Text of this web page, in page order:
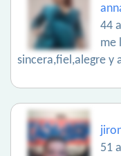
44
me
sincera,fiel,alegre y
51